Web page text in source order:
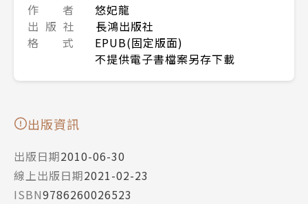
作 者
悠妃龍
出 版 社
長鴻出版社
格 式
EPUB(固定版面)
不提供電子書檔案另存下載
出版資訊
出版日期2010-06-30
線上出版日期2021-02-23
ISBN9786260026523